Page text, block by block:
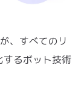
、すべてのリ
するボット技術